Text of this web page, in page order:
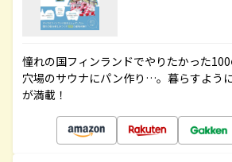
憧れの国フィンランドでやりたかった
穴場のサウナにパン作り…。暮らすよう
が満載！